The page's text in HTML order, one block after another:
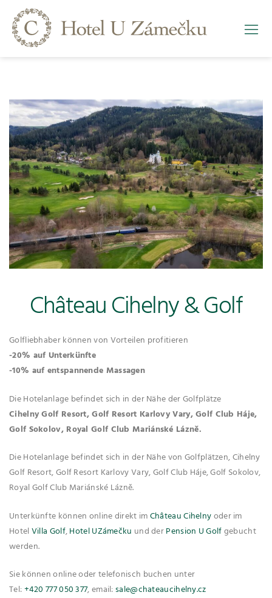
Château Cihelny & Golf
Golfliebhaber können von Vorteilen profitieren
-20% auf Unterkünfte
-10% auf entspannende Massagen
Die Hotelanlage befindet sich in der Nähe der Golfplätze
Cihelny Golf Resort, Golf Resort Karlovy Vary, Golf Club Háje,
Golf Sokolov, Royal Golf Club Mariánské Lázně.
Die Hotelanlage befindet sich in der Nähe von Golfplätzen, Cihelny
Golf Resort, Golf Resort Karlovy Vary, Golf Club Háje, Golf Sokolov,
Royal Golf Club Mariánské Lázně.
Unterkünfte können online direkt imChâteau Cihelnyoder im
HotelVilla Golf,Hotel UZámečku und derPension U Golfgebucht
werden.
Sie können online oder telefonisch buchen unter
Tel:+420 777 050 377, email:sale@chateaucihelny.cz